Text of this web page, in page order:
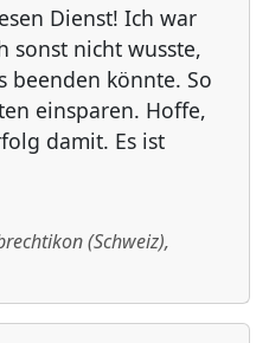
Dienst! Ich war
sonst nicht wusste,
beenden könnte. So
einsparen. Hoffe,
damit. Es ist
(Schweiz),